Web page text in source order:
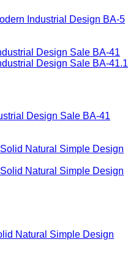
Industrial Design BA-5
Design Sale BA-41
Natural Simple Design